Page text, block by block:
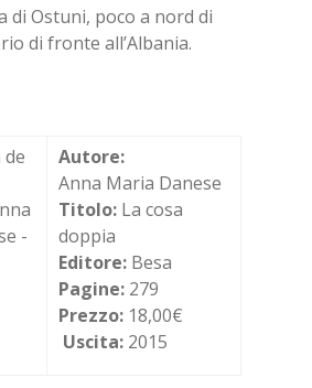
di Ostu­ni, poco a nord di
di fron­te al­l’Al­ba­nia.
Autore:
Anna Maria Danese
Titolo: La cosa
doppia
Editore: Besa
Pagine: 279
Prezzo: 18,00€
Uscita: 2015